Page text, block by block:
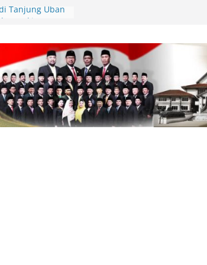
Tanjung Uban
Beranda Negeri:
atas
PWI dalam
Polres Lingga
Gerakan
Cek Kesehatan